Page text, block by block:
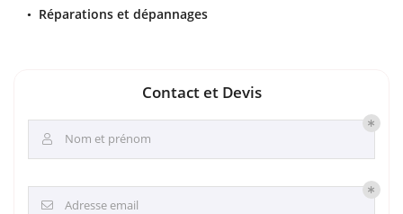
Réparations et dépannages
Contact et Devis
 Nom et prénom
 Adresse email